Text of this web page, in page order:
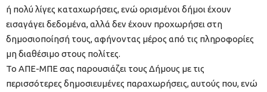
ή πολύ λίγες καταχωρήσεις, ενώ ορισμένοι δήμοι έχουν
εισαγάγει δεδομένα, αλλά δεν έχουν προχωρήσει στη
δημοσιοποίησή τους, αφήνοντας μέρος από τις πληροφορίες
μη διαθέσιμο στους πολίτες.
Το ΑΠΕ-ΜΠΕ σας παρουσιάζει τους Δήμους με τις
περισσότερες δημοσιευμένες παραχωρήσεις, αυτούς που, ενώ